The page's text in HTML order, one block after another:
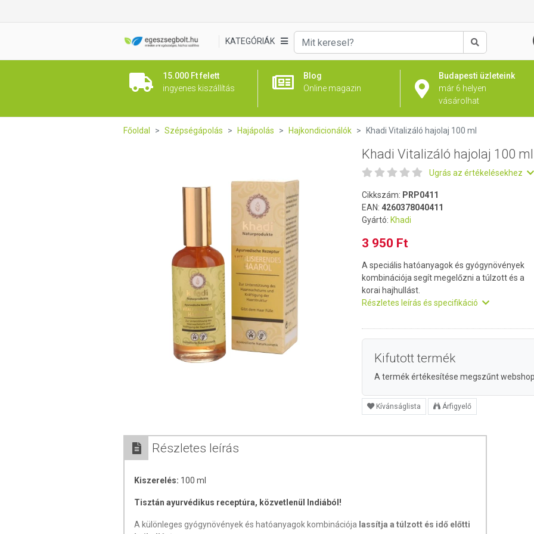
KATEGÓRIÁK
Keresés
15.000 Ft felett
ingyenes kiszállítás
Blog
Online magazin
Budapesti üzleteink
már 6 helyen
vásárolhat
Főoldal Szépségápolás Hajápolás Hajkondicionálók Khadi Vitalizáló hajolaj 100 ml
Khadi Vitalizáló hajolaj 100 ml
Ugrás az értékelésekhez
Cikkszám: PRP0411
EAN: 4260378040411
Gyártó: Khadi
3 950 Ft
A speciális hatóanyagok és gyógynövények
kombinációja segít megelőzni a túlzott és a
korai hajhullást.
Részletes leírás és specifikáció
Kifutott termék
A termék értékesítése megszűnt
Kívánságlista Árfigyelő
Részletes leírás
Kiszerelés: 100 ml
Tisztán ayurvédikus receptúra, közvetlenül Indiából!
A különleges gyógynövények és hatóanyagok kombinációja lassítja a túlzott és idő előtti